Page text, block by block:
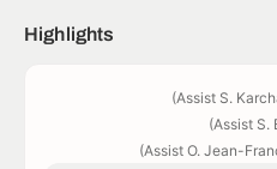
Highlights
(Assist S.
(Assist S.
(Assist O. Jean-